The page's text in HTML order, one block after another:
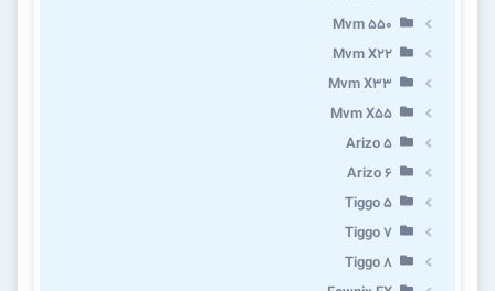
Mvm 550
Mvm X22
Mvm X33
Mvm X55
Arizo 5
Arizo 6
Tiggo 5
Tiggo 7
Tiggo 8